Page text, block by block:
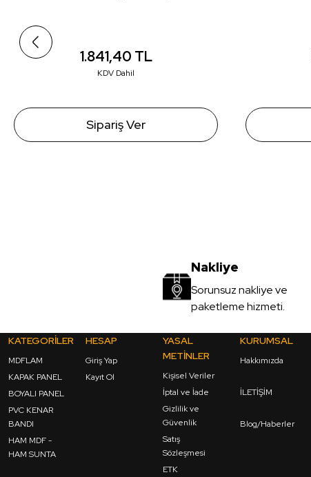
1.841,40 TL
KDV Dahil
Sipariş Ver
Nakliye
Sorunsuz nakliye ve
paketleme hizmeti.
KATEGORİLER
MDFLAM
KAPAK PANEL
BOYALI PANEL
PVC KENAR
BANDI
HAM MDF -
HAM SUNTA
HESAP
Giriş Yap
Kayıt Ol
YASAL
METİNLER
Kişisel Veriler
İptal ve İade
Gizlilik ve
Güvenlik
Satış
Sözleşmesi
ETK
KURUMSAL
Hakkımızda
İLETİŞİM
Blog/Haberler